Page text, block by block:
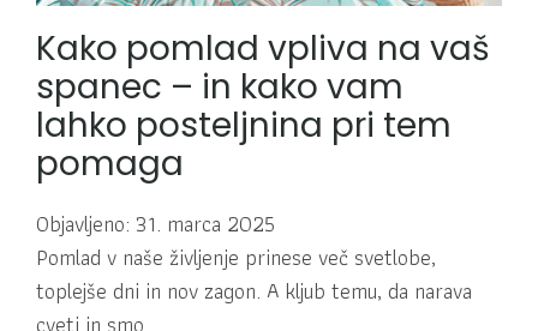
Kako pomlad vpliva na vaš
spanec – in kako vam
lahko posteljnina pri tem
pomaga
Objavljeno: 31. marca 2025
Pomlad v naše življenje prinese več svetlobe,
toplejše dni in nov zagon. A kljub temu, da narava
cveti in smo…